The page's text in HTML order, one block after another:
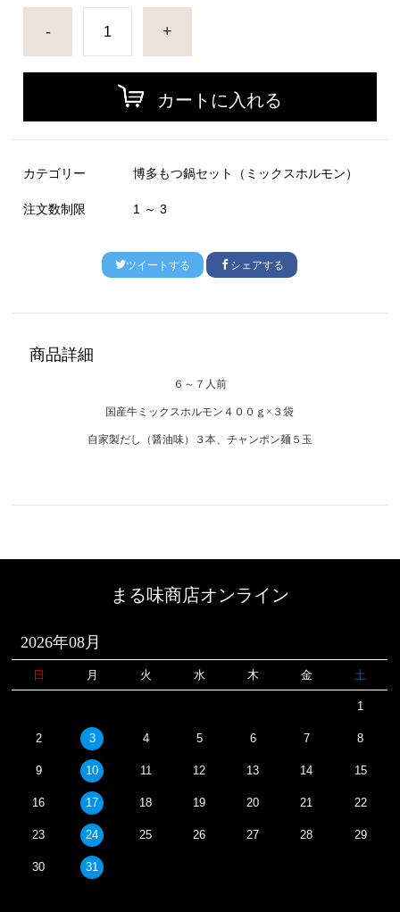
- +
カートに入れる
カテゴリー 博多もつ鍋セット（ミックスホルモン）
注文数制限 1 ～ 3
ツイートする シェアする
商品詳細
６～７人前
国産牛ミックスホルモン４００ｇ×３袋
自家製だし（醤油味）３本、チャンポン麺５ 玉
まる味商店オンライン
2026年08月
日 月 火 水 木 金 土
1
2 3 4 5 6 7 8
9 10 11 12 13 14 15
16 17 18 19 20 21 22
23 24 25 26 27 28 29
30 31